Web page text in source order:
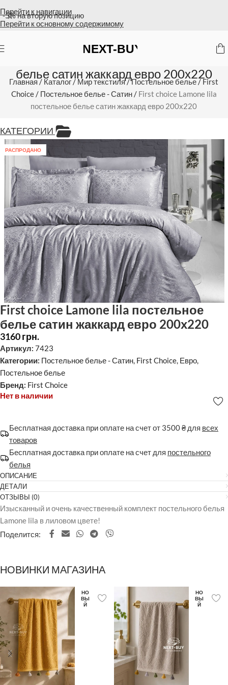
Перейти к навигации
Перейти к основному содержимому
Оплата на счет = бесплатная доставка
First choice Lamone lila постельное
белье сатин жаккард евро 200х220
Главная/ Каталог/Мир текстиля/Постельное белье/First
Choice/ Постельное белье - Сатин/ First choice Lamone lila
постельное белье сатин жаккард евро 200х220
КАТЕГОРИИ
РАСПРОДАНО
First choice Lamone lila постельное
белье сатин жаккард евро 200х220
3160грн.
Артикул: 7423
Категории: Постельное белье - Сатин, First Choice, Евро,
Постельное белье
Бренд: First Choice
Нет в наличии
Бесплатная доставка при оплате на счет от 3500 ₴ для всех
товаров
Бесплатная доставка при оплате на счет для постельного
белья
ОПИСАНИЕ
ДЕТАЛИ
ОТЗЫВЫ (0)
Изысканный и очень качественный комплект постельного белья
Lamone lila в лиловом цвете!
Поделится:
НОВИНКИ МАГАЗИНА
НО
ВЫ
Й
НО
ВЫ
Й